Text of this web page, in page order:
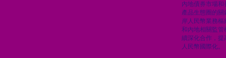
內地債券市場
產品生態圈的
岸人民幣業務
和內地相關監管
續深化合作，提
人民幣國際化。